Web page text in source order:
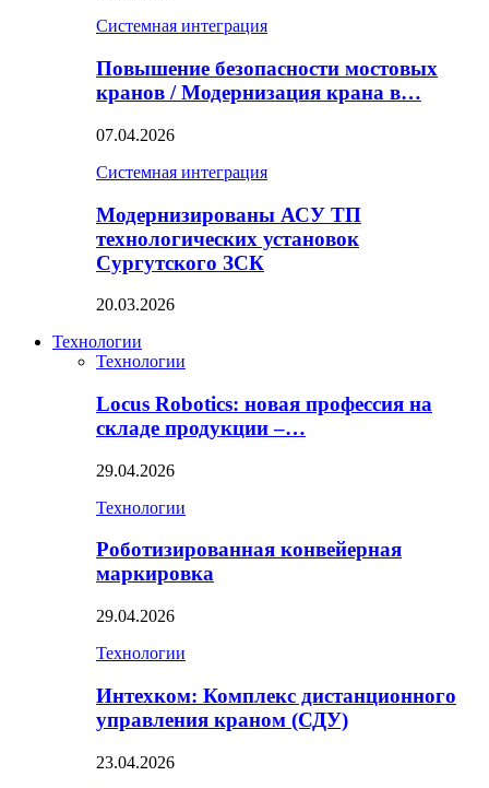
Системная интеграция
Повышение безопасности мостовых
кранов / Модернизация крана в…
07.04.2026
Системная интеграция
Модернизированы АСУ ТП
технологических установок
Сургутского ЗСК
20.03.2026
Технологии
Технологии
Locus Robotics: новая профессия на
складе продукции –…
29.04.2026
Технологии
Роботизированная конвейерная
маркировка
29.04.2026
Технологии
Интехком: Комплекс дистанционного
управления краном (СДУ)
23.04.2026